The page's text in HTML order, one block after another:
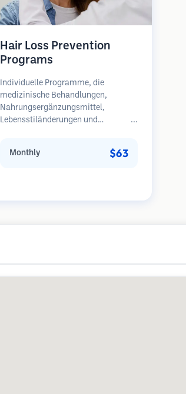
Hair Loss Prevention
Programs
Individuelle Programme, die
medizinische Behandlungen,
Nahrungsergänzungsmittel,
Lebensstiländerungen und
Haarausfalls kombinieren.
Monthly $63